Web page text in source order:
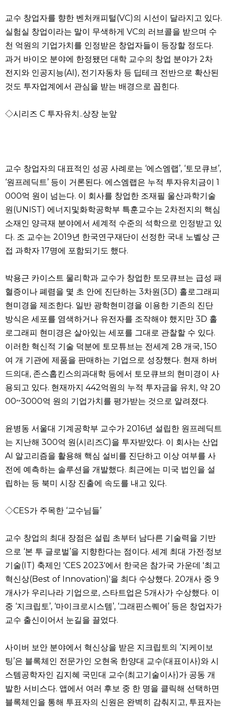
교수 창업자를 향한 벤처캐피털(VC)의 시선이 달라지고 있다.
실험실 창업이라는 말이 무색하게 VC의 러브콜을 받으며 수
천 억원의 기업가치를 인정받은 창업자들이 등장할 정도다.
과거 바이오 분야에 한정됐던 대학 교수의 창업 분야가 2차
전지와 인공지능(AI), 전기자동차 등 딥테크 전반으로 확산된
것도 투자업계에서 관심을 받는 배경으로 꼽힌다.
◇시리즈 C 투자유치..상장 눈앞
교수 창업자의 대표적인 성공 사례로는 ‘에스엠랩’, ‘토모큐브’,
‘원프레딕트’ 등이 거론된다. 에스엠랩은 누적 투자유치금이 1
000억 원이 넘는다. 이 회사를 창업한 조재필 울산과학기술
원(UNIST) 에너지및화학공학부 특훈교수는 2차전지의 핵심
소재인 양극재 분야에서 세계적 수준의 석학으로 인정받고 있
다. 조 교수는 2019년 한국연구재단이 선정한 국내 노벨상 근
접 과학자 17명에 포함되기도 했다.
박용근 카이스트 물리학과 교수가 창업한 토모큐브는 급성 패
혈증이나 폐렴을 몇 초 안에 진단하는 3차원(3D) 홀로그래피
현미경을 제조한다. 일반 광학현미경을 이용한 기존의 진단
방식은 세포를 염색하거나 유전자를 조작해야 했지만 3D 홀
로그래피 현미경은 살아있는 세포를 그대로 관찰할 수 있다.
이러한 혁신적 기술 덕분에 토모튜브는 전세계 28 개국, 150
여 개 기관에 제품을 판매하는 기업으로 성장했다. 현재 하버
드의대, 존스홉킨스의과대학 등에서 토모큐브의 현미경이 사
용되고 있다. 현재까지 442억원의 누적 투자금을 유치, 약 20
00~3000억 원의 기업가치를 평가받는 것으로 알려졌다.
윤병동 서울대 기계공학부 교수가 2016년 설립한 원프레딕트
는 지난해 300억 원(시리즈C)을 투자받았다. 이 회사는 산업
AI 알고리즘을 활용해 핵심 설비를 진단하고 이상 여부를 사
전에 예측하는 솔루션을 개발했다. 최근에는 미국 법인을 설
립하는 등 북미 시장 진출에 속도를 내고 있다.
◇CES가 주목한 ‘교수님들’
교수 창업의 최대 장점은 설립 초부터 남다른 기술력을 기반
으로 ‘본 투 글로벌’을 지향한다는 점이다. 세계 최대 가전·정보
기술(IT) 축제인 'CES 2023'에서 한국은 참가국 가운데 '최고
혁신상(Best of Innovation)'을 최다 수상했다. 20개사 중 9
개사가 우리나라 기업으로, 스타트업은 5개사가 수상했다. 이
중 ‘지크립토’, ‘마이크로시스템’, ‘그래핀스퀘어’ 등은 창업자가
교수 출신이어서 눈길을 끌었다.
사이버 보안 분야에서 혁신상을 받은 지크립토의 ‘지케이보
팅’은 블록체인 전문가인 오현옥 한양대 교수(대표이사)와 시
스템공학자인 김지혜 국민대 교수(최고기술이사)가 공동 개
발한 서비스다. 앱에서 여러 후보 중 한 명을 클릭해 선택하면
블록체인을 통해 투표자의 신원은 완벽히 감춰지고, 투표자는